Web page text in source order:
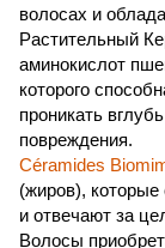
волосах и
Растительный
аминокислот
которого
проникать
повреждения.
Céramides
(жиров), которые
и отвечают за
Волосы